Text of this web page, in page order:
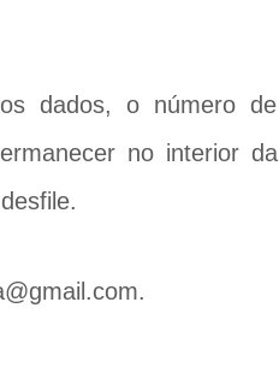
dados, o número de
no interior da